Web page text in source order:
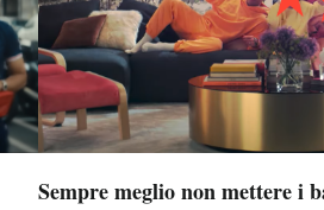
Sempre meglio non mettere i